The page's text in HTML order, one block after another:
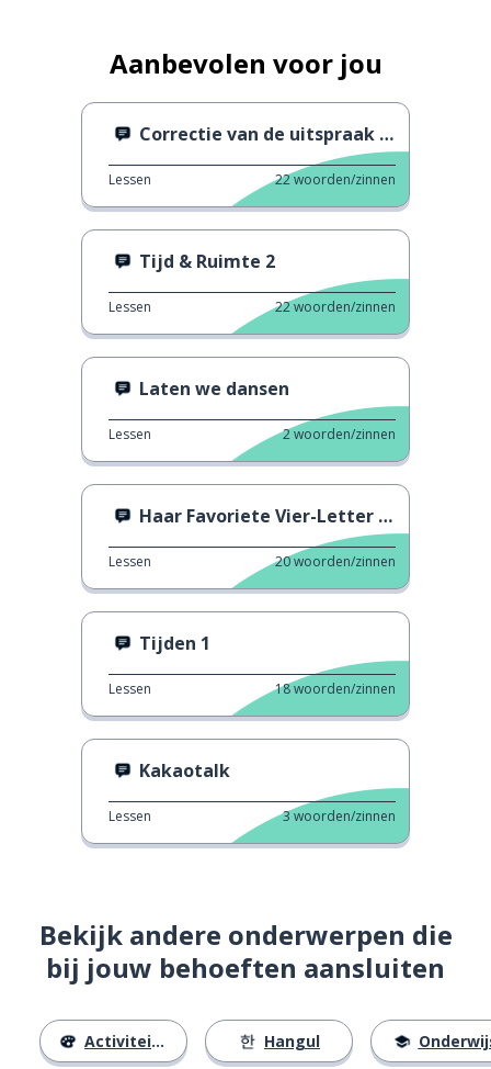
Aanbevolen voor jou
Correctie van de uitspraak van 'ㅈ'
Lessen 22woorden/zinnen
Tijd & Ruimte 2
Lessen 22woorden/zinnen
Laten we dansen
Lessen 2woorden/zinnen
Haar Favoriete Vier-Letter Woord
Lessen 20woorden/zinnen
Tijden 1
Lessen 18woorden/zinnen
Kakaotalk
Lessen 3woorden/zinnen
Bekijk andere onderwerpen die
bij jouw behoeften aansluiten
Activiteiten Hangul